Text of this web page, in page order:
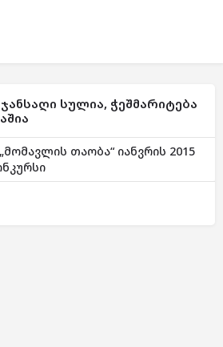
სულია, ჭეშმარიტება
თაობა“ იანვრის 2015